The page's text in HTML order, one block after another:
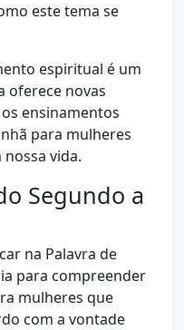
este tema se
espiritual é um
oferece novas
ensinamentos
para mulheres
vida.
Segundo a
na Palavra de
para compreender
mulheres que
com a vontade